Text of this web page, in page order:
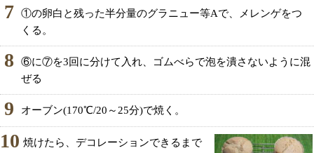
7
①の卵白と残った半分量のグラニュー等Aで、メレンゲをつ
くる。
8
⑥に⑦を3回に分けて入れ、ゴムべらで泡を潰さないように混
ぜる
9 オーブン(170℃/20～25分)で焼く。
10 焼けたら、デコレーションできるまで